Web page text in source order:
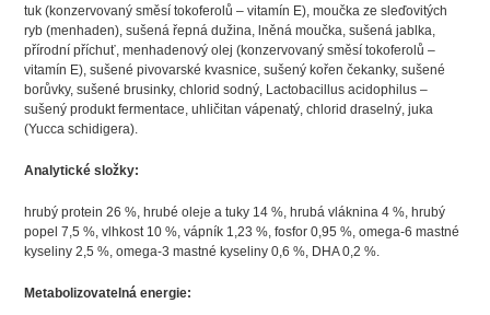
tuk (konzervovaný směsí tokoferolů – vitamín E), moučka ze sleďovitých
ryb (menhaden), sušená řepná dužina, lněná moučka, sušená jablka,
přírodní příchuť, menhadenový olej (konzervovaný směsí tokoferolů –
vitamín E), sušené pivovarské kvasnice, sušený kořen čekanky, sušené
borůvky, sušené brusinky, chlorid sodný, Lactobacillus acidophilus –
sušený produkt fermentace, uhličitan vápenatý, chlorid draselný, juka
(Yucca schidigera).
Analytické složky:
hrubý protein 26 %, hrubé oleje a tuky 14 %, hrubá vláknina 4 %, hrubý
popel 7,5 %, vlhkost 10 %, vápník 1,23 %, fosfor 0,95 %, omega-6 mastné
kyseliny 2,5 %, omega-3 mastné kyseliny 0,6 %, DHA 0,2 %.
Metabolizovatelná energie: